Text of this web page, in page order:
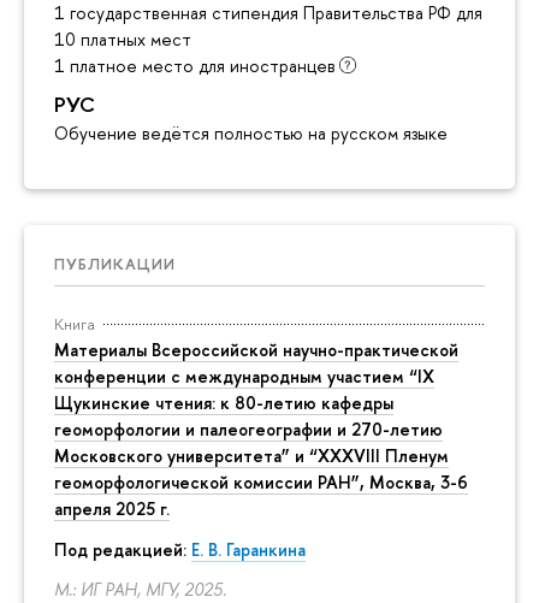
1 государственная стипендия Правительства РФ для
10 платных мест
1 платное место для иностранцев
РУС
Обучение ведётся полностью на русском языке
ПУБЛИКАЦИИ
Книга
Материалы Всероссийской научно-практической
конференции с международным участием “IX
Щукинские чтения: к 80-летию кафедры
геоморфологии и палеогеографии и 270-летию
Московского университета” и “XXXVIII Пленум
геоморфологической комиссии РАН”, Москва, 3-6
апреля 2025 г.
Под редакцией: Е. В. Гаранкина
М.: ИГ РАН, МГУ, 2025.